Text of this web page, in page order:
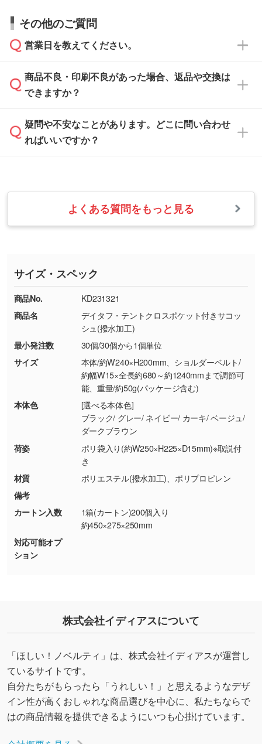
い合わせください。
なお、印刷用データの作り方に関する詳細は、
から添付してお送りください。
・解像度の低いデータをトレース/調整してほ
しい
解像度の低い画像や、手書きのイラスト、写真
などを、印刷に適したベクターデータに変換し
・フルカラーデータを1色に変換してほしい
・1色印刷でグラデーションや濃淡を表現した
い
す。→詳しく見る
・コーポレートカラーを使って印刷したい／印
刷色にこだわりがある
DIC・PANTONEなどのカラーチップの指定や、
現物支給による色指定も承っております。→
しく見る
・背景がある画像からキャラクター部分だけを
使いたいです
シンプルな背景のデータや、使いたいキャラク
ター部分の輪郭がはっきりしているデータは切
り抜き処理が可能です。→詳しく見る
・持っているデータの背景が足りない／塗り足
しの作り方が分からない
印刷したいデータが印刷範囲よりも小さい場
合、シンプルな色・柄の背景であれば拡張が可
能です。→
詳しく見る
相談いただきますと、担当スタッフがお客様の
ご希望や商品の本体色を確認し、印刷色をご提
本体色がブラック、ネイビーなど濃色の場合は
白色か淡い色の印刷色をおすすめしておりま
す。
本体色がナチュラルなど淡色の場合、印刷をく
っきりと目立たせたいときは濃い印刷色が、柔
らかい雰囲気にしたいときは淡い印刷色が映え
また、お選びいただいた印刷色が本体色に合わ
ない場合や仕上がりに影響しそうな場合は、ス
タッフから別の色をご案内することもございま
その他のご質問
営業日を教えてください。
営業日は平日の10:00～18:00で、土日祝日はお
休みとなります。注文・見積・お問い合わせ
速やかに対応いたします。
商品不良・印刷不良があった場合、返品や交換は
できますか？
お手数をお掛けいたしますが、至急担当スタッ
フまでご連絡ください。商品の状況を確認し、
・お届け時に商品が損傷・故障している場合
・ご注文と異なる商品が届いた場合
・印刷不良があった場合
※詳しくは「商品の良品基準について
ください。
【返品・交換ができない場合】
・お客様の元で商品を加工された場合、または
商品が破損した場合
・商品到着後7日以上経過している場合
・お客様のご都合による返品・交換依頼(商
品・色・数量などの注文間違い等)
疑問や不安なことがあります。どこに問い合わせ
ればいいですか？
業日以内に担当スタッフよりメールにてご連絡
いたします。
お急ぎの場合はお電話でのご質問も受け付けて
TEL：0422-29-9911 営業時間10:00～
18:00(土日祝日除く)
お問い合わせフォームはこちら
よくある質問をもっと見る
サイズ・スペック
商品No.
KD231321
商品名
デイタフ・テントクロスポケット付きサコッ
シュ(撥水加工)
最小発注数
30個/30個から1個単位
サイズ
本体/約W240×H200mm、ショルダーベルト/
約幅W15×全長約680～約1240mmまで調節可
能、重量/約50g(パッケージ含む)
本体色
[選べる本体色]
ブラック/ グレー/ ネイビー/ カーキ/ ベージュ/
ダークブラウン
荷姿
ポリ袋入り(約W250×H225×D15mm)※取説付
き
材質
ポリエステル(撥水加工)、ポリプロピレン
備考
カートン入数
1箱(カートン)200個入り
約450×275×250mm
対応可能オプ
ション
株式会社イディアスについて
「ほしい！ノベルティ」は、株式会社イディアスが運営し
ているサイトです。
自分たちがもらったら「うれしい！」と思えるようなデザ
イン性が高くおしゃれな商品選びを中心に、私たちならで
はの商品情報を提供できるようにいつも心掛けています。